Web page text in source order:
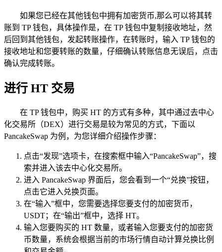
如果您已经在其他钱包中拥有加密货币,那么可以将其转
账到 TP 钱包，具体操作是，在 TP 钱包中复制接收地址，然
后回到其他钱包，发起转账操作，在转账时，输入 TP 钱包的
接收地址和您要转账的数量，仔细确认转账信息无误后，点击
确认完成转账。
进行 HT 交易
在 TP 钱包中，购买 HT 的方式有多种，其中通过去中心
化交易所（DEX）进行交易是较为常见的方式，下面以
PancakeSwap 为例，为您详细介绍操作步骤：
点击“发现”选项卡，在搜索框中输入“PancakeSwap”，搜
索并进入该去中心化交易所。
进入 PancakeSwap 界面后，您会看到一个“兑换”按钮，
点击它进入兑换页面。
在“输入”框中，您需要选择您要支付的加密货币，
USDT；在“输出”框中，选择 HT。
输入您要购买的 HT 数量，或者输入您要支付的加密货
币数量，系统会根据当前的市场行情自动计算兑换比例